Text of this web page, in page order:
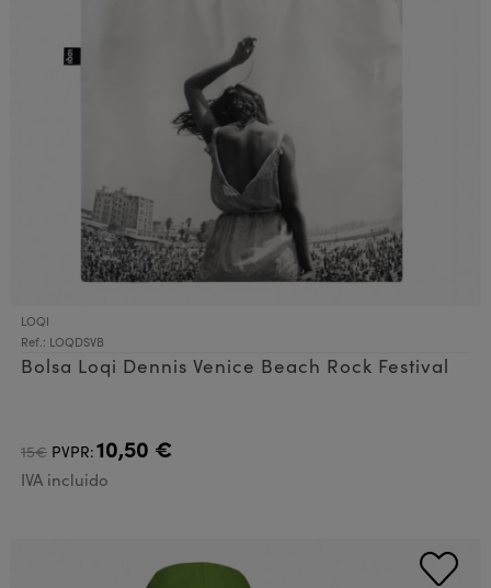
LOQI
Ref.: LOQDSVB
Bolsa Loqi Dennis Venice Beach Rock Festival
15€ PVPR:10,50 €
IVA incluido